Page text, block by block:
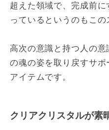
超えた領域で、完成前
っているというのもこの
高次の意識と持つ人の
の魂の姿を取り戻すサ
アイテムです。
クリアクリスタルが素